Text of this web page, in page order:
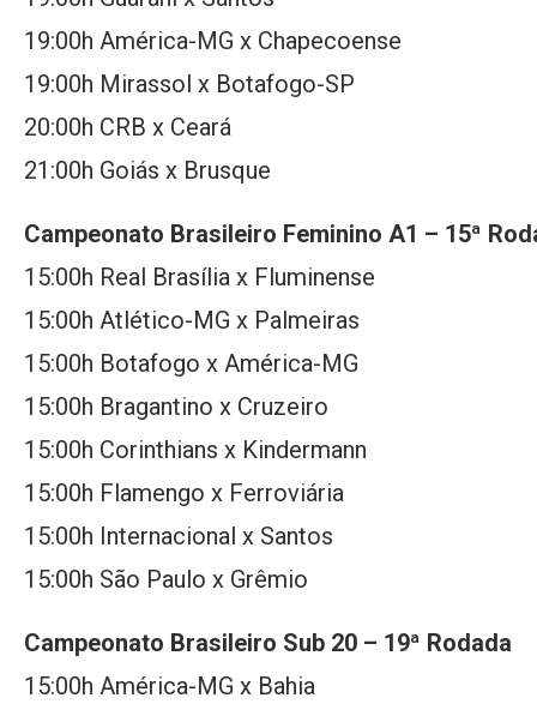
19:00h América-MG x Chapecoense
19:00h Mirassol x Botafogo-SP
20:00h CRB x Ceará
21:00h Goiás x Brusque
Campeonato Brasileiro Feminino A1 – 15ª
15:00h Real Brasília x Fluminense
15:00h Atlético-MG x Palmeiras
15:00h Botafogo x América-MG
15:00h Bragantino x Cruzeiro
15:00h Corinthians x Kindermann
15:00h Flamengo x Ferroviária
15:00h Internacional x Santos
15:00h São Paulo x Grêmio
Campeonato Brasileiro Sub 20 – 19ª Rodada
15:00h América-MG x Bahia